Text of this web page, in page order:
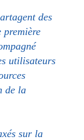
des
première
utilisateurs
de la
sur la